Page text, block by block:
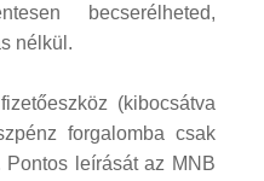
becserélheted,
nélkül.
(kibocsátva
forgalomba csak
Pontos leírását az MNB